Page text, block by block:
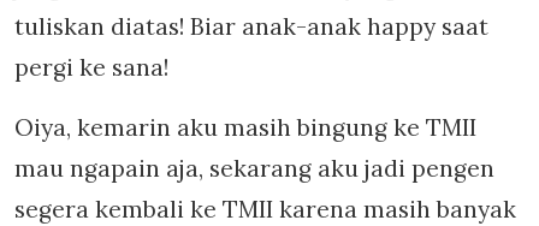
tuliskan diatas! Biar anak-anak happy saat
pergi ke sana!
Oiya, kemarin aku masih bingung ke TMII
mau ngapain aja, sekarang aku jadi pengen
segera kembali ke TMII karena masih banyak